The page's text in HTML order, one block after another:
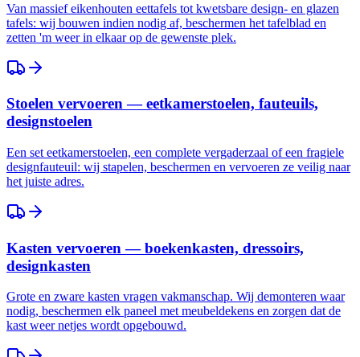
Van massief eikenhouten eettafels tot kwetsbare design- en glazen
tafels: wij bouwen indien nodig af, beschermen het tafelblad en
zetten 'm weer in elkaar op de gewenste plek.
Stoelen vervoeren — eetkamerstoelen, fauteuils,
designstoelen
Een set eetkamerstoelen, een complete vergaderzaal of een fragiele
designfauteuil: wij stapelen, beschermen en vervoeren ze veilig naar
het juiste adres.
Kasten vervoeren — boekenkasten, dressoirs,
designkasten
Grote en zware kasten vragen vakmanschap. Wij demonteren waar
nodig, beschermen elk paneel met meubeldekens en zorgen dat de
kast weer netjes wordt opgebouwd.